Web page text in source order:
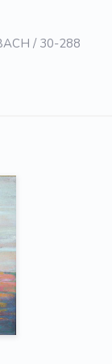
/ 30-288